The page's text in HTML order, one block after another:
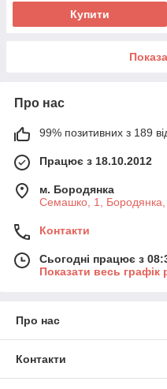
Купити
Про нас
99% позитивних з 189
Працює з 18.10.2012
м. Бородянка
Семашко, 1, Бородянка,
Контакти
Сьогодні працює з
Показати весь графік
Про нас
Контакти